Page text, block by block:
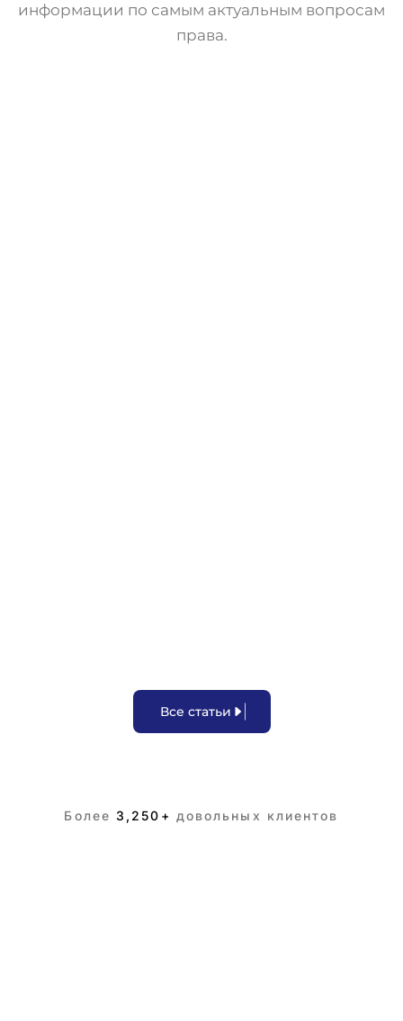
информации по самым актуальным вопросам
права.
Все статьи
Более3,250+ довольных клиентов